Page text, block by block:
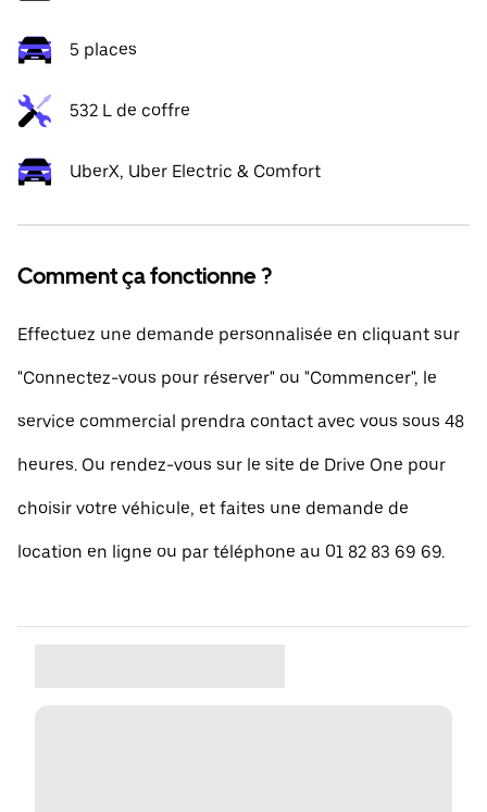
5 places
532 L de coffre
UberX, Uber Electric & Comfort
Comment ça fonctionne ?
Effectuez une demande personnalisée en cliquant sur
"Connectez-vous pour réserver" ou "Commencer", le
service commercial prendra contact avec vous sous 48
heures. Ou rendez-vous sur le site de Drive One pour
choisir votre véhicule, et faites une demande de
location en ligne ou par téléphone au 01 82 83 69 69.